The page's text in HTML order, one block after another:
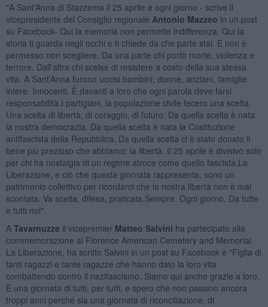
"A Sant’Anna di Stazzema il 25 aprile è ogni giorno - scrive il
vicepresidente del Consiglio regionale Antonio Mazzeo in un post
su Facebook- Qui la memoria non permette indifferenza. Qui la
storia ti guarda negli occhi e ti chiede da che parte stai. E non è
permesso non scegliere. Da una parte chi portò morte, violenza e
terrore. Dall'altra chi scelse di resistere a costo della sua stessa
vita. A Sant’Anna furono uccisi bambini, donne, anziani, famiglie
intere. Innocenti. È davanti a loro che ogni parola deve farsi
responsabilità.I partigiani, la popolazione civile fecero una scelta.
Una scelta di libertà, di coraggio, di futuro. Da quella scelta è nata
la nostra democrazia. Da quella scelta è nata la Costituzione
antifascista della Repubblica. Da quella scelta ci è stato donato il
bene più prezioso che abbiamo: la libertà. Il 25 aprile è divisivo solo
per chi ha nostalgia di un regime atroce come quello fascista.La
Liberazione, e ciò che questa giornata rappresenta, sono un
patrimonio collettivo per ricordarci che la nostra libertà non è mai
scontata. Va scelta, difesa, praticata.Sempre. Ogni giorno. Da tutte
e tutti noi".
A Tavarnuzze il vicepremier Matteo Salvini ha partecipato alla
commemorazione al Florence American Cemetery and Memorial.
La Liberazione, ha scritto Salvini in un post su Facebook è "Figlia di
tanti ragazzi e tante ragazze che hanno dato la loro vita
combattendo contro il nazifascismo. Siamo qui anche grazie a loro.
È una giornata di tutti, per tutti, e spero che non passino ancora
troppi anni perché sia una giornata di riconciliazione, di